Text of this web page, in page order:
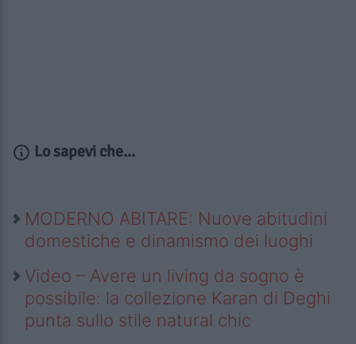
Lo sapevi che...
MODERNO ABITARE: Nuove abitudini
domestiche e dinamismo dei luoghi
Video – Avere un living da sogno è
possibile: la collezione Karan di Deghi
punta sullo stile natural chic